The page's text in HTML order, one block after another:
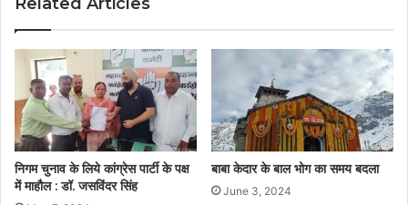
निगम चुनाव के लिये कांग्रेस पार्टी के पक्ष
में माहौल : डॉ. जसविंदर सिंह
बाबा केदार के बाल भोग का समय बदला
June 3, 2024